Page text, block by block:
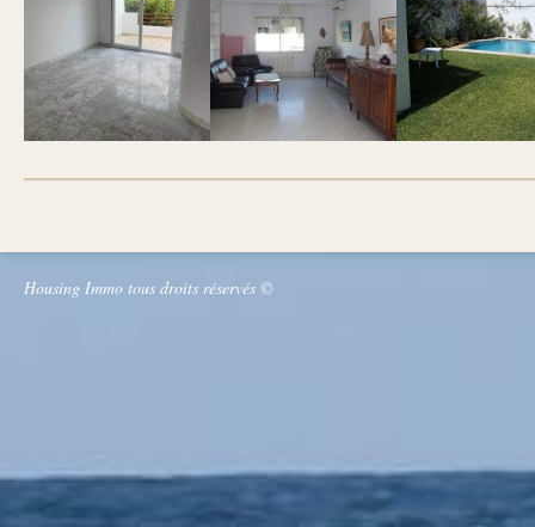
Housing Immo tous droits réservés ©